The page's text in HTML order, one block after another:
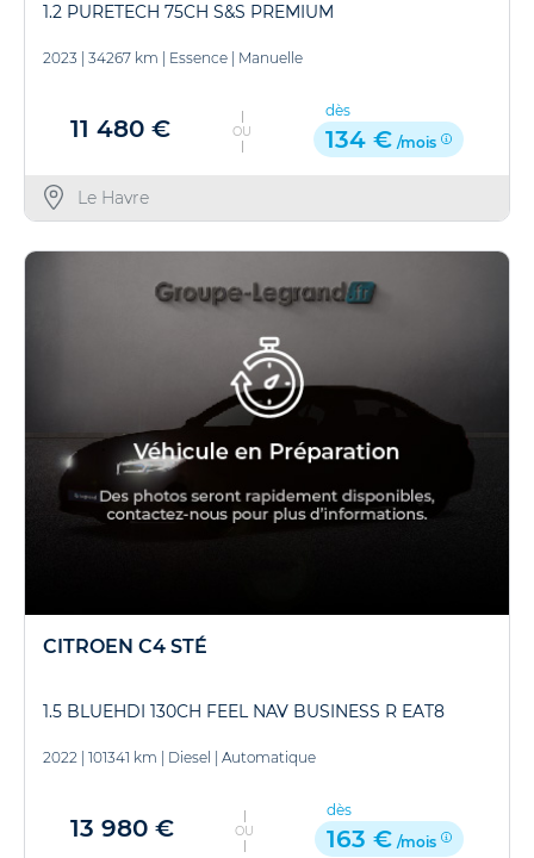
1.2 PURETECH 75CH S&S PREMIUM
2023 34267 km Essence Manuelle
11 480 € OU
dès
134 € /mois
Le Havre
CITROEN C4 STÉ
1.5 BLUEHDI 130CH FEEL NAV BUSINESS R EAT8
2022 101341 km Diesel Automatique
13 980 € OU
dès
163 € /mois